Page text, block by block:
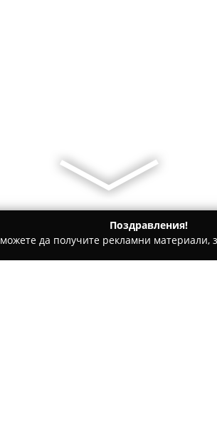
Поздравления!
да получите рекламни материали,